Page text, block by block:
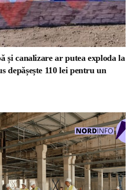
și canalizare ar putea exploda la
depășește 110 lei pentru un